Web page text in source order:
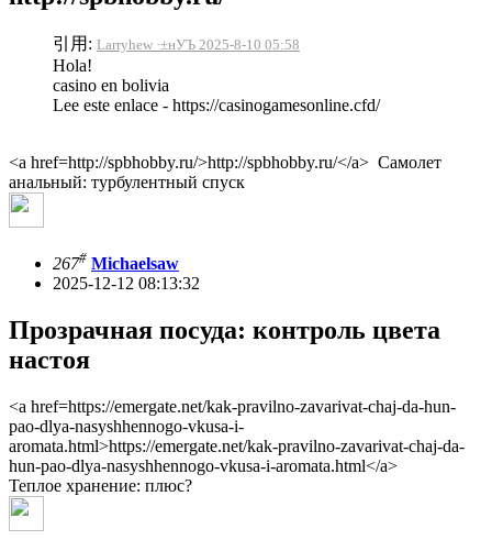
引用: Larryhew ·±нУЪ 2025-8-10 05:58
Hola!
casino en bolivia
Lee este enlace - https://casinogamesonline.cfd/
<a href=http://spbhobby.ru/>http://spbhobby.ru/</a> Самолет
анальный: турбулентный спуск
267# Michaelsaw
2025-12-12 08:13:32
Прозрачная посуда: контроль цвета
настоя
<a href=https://emergate.net/kak-pravilno-zavarivat-chaj-da-hun-
pao-dlya-nasyshhennogo-vkusa-i-
aromata.html>https://emergate.net/kak-pravilno-zavarivat-chaj-da-
hun-pao-dlya-nasyshhennogo-vkusa-i-aromata.html</a>
Теплое хранение: плюс?